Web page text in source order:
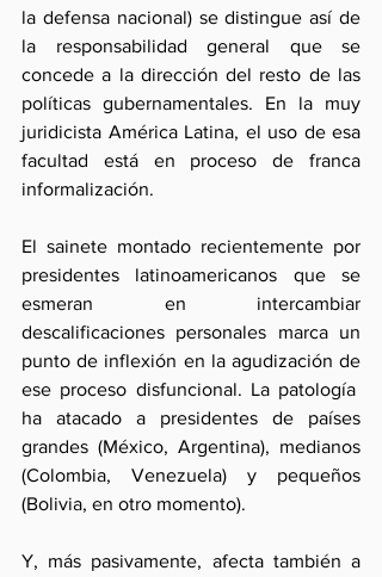
la defensa nacional) se distingue así de
la responsabilidad general que se
concede a la dirección del resto de las
políticas gubernamentales. En la muy
juridicista América Latina, el uso de esa
facultad está en proceso de franca
informalización.
El sainete montado recientemente por
presidentes latinoamericanos que se
esmeran en intercambiar
descalificaciones personales marca un
punto de inflexión en la agudización de
ese proceso disfuncional. La patología
ha atacado a presidentes de países
grandes (México, Argentina), medianos
(Colombia, Venezuela) y pequeños
(Bolivia, en otro momento).
Y, más pasivamente, afecta también a